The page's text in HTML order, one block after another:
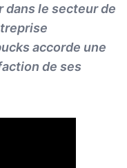
dans le secteur de
accorde une
de ses